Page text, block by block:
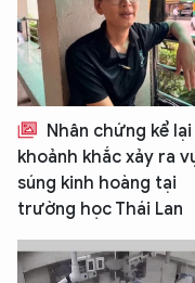
Nhân chứng kể lại
khoảnh khắc xảy ra
súng kinh hoàng tại
trường học Thái Lan